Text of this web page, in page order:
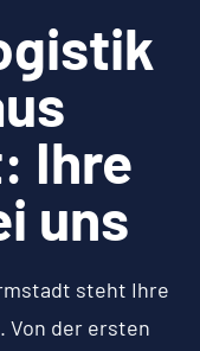
Ihre
uns
steht Ihre
Von der ersten